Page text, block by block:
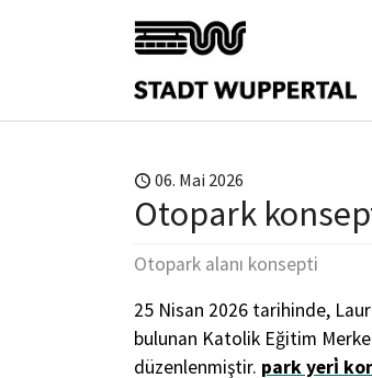
06. Mai 2026
Otopark
Otopark alanı konsepti
25 Nisan 2026 tarihinde,
bulunan Katolik Eğitim
düzenlenmiştir. park yeri̇